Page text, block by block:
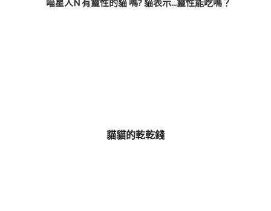
喵星人N 有靈性的貓 嗎? 貓表示...靈性能吃嗎？
貓貓的乾乾錢